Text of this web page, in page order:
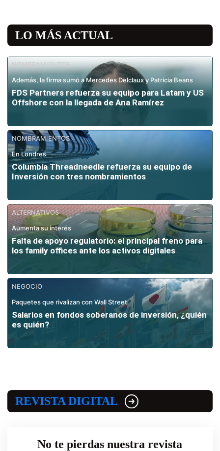
LO MÁS ACTUAL
NOMBRAMIENTOS
Además, la firma sumó a Mercedes Delclaux y Patricia Beans
FDS Partners refuerza su equipo para Latam y US
Offshore con la llegada de Ana Ramírez
NOMBRAMIENTOS
En Londres
Columbia Threadneedle refuerza su equipo de
Inversión con tres nombramientos
ALTERNATIVOS
Aumenta su interés
Falta de apoyo regulatorio: el principal freno para
los family offices ante los activos digitales
NEGOCIO
Paquetes que rivalizan con Wall Street
Salarios en fondos soberanos de inversión, ¿quién
es quién?
REVISTA DIGITAL
No te pierdas nuestra revista